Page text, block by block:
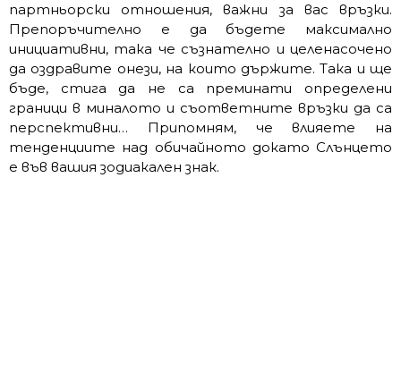
партньорски отношения, важни за вас връзки.
Препоръчително е да бъдете максимално
инициативни, така че съзнателно и целенасочено
да оздравите онези, на които държите. Така и ще
бъде, стига да не са преминати определени
граници в миналото и съответните връзки да са
перспективни… Припомням, че влияете на
тенденциите над обичайното докато Слънцето
е във вашия зодиакален знак.